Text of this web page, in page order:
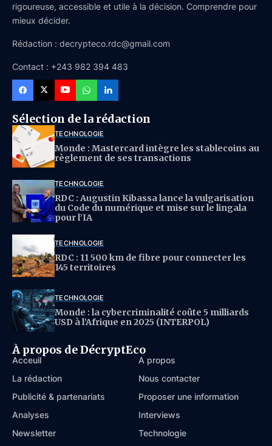
rigoureuse, accessible et utile à la décision. Comprendre pour
mieux décider.
Rédaction : decrypteco.rdc@gmail.com
Contact : +243 982 394 483
Sélection de la rédaction
TECHNOLOGIE
Monde : Mastercard intègre les stablecoins au
règlement de ses transactions
TECHNOLOGIE
RDC : Augustin Kibassa lance la vulgarisation
du Code du numérique et mise sur le lingala
pour l’IA
TECHNOLOGIE
RDC : 11 500 km de fibre pour connecter les
145 territoires
TECHNOLOGIE
Monde : la cybercriminalité coûte 5 milliards
USD à l’Afrique en 2025 (INTERPOL)
À propos de DécryptEco
Acceuil
À propos
La rédaction
Nous contacter
Publicité & partenariats
Proposer une information
Analyses
Interviews
Newsletter
Technologie